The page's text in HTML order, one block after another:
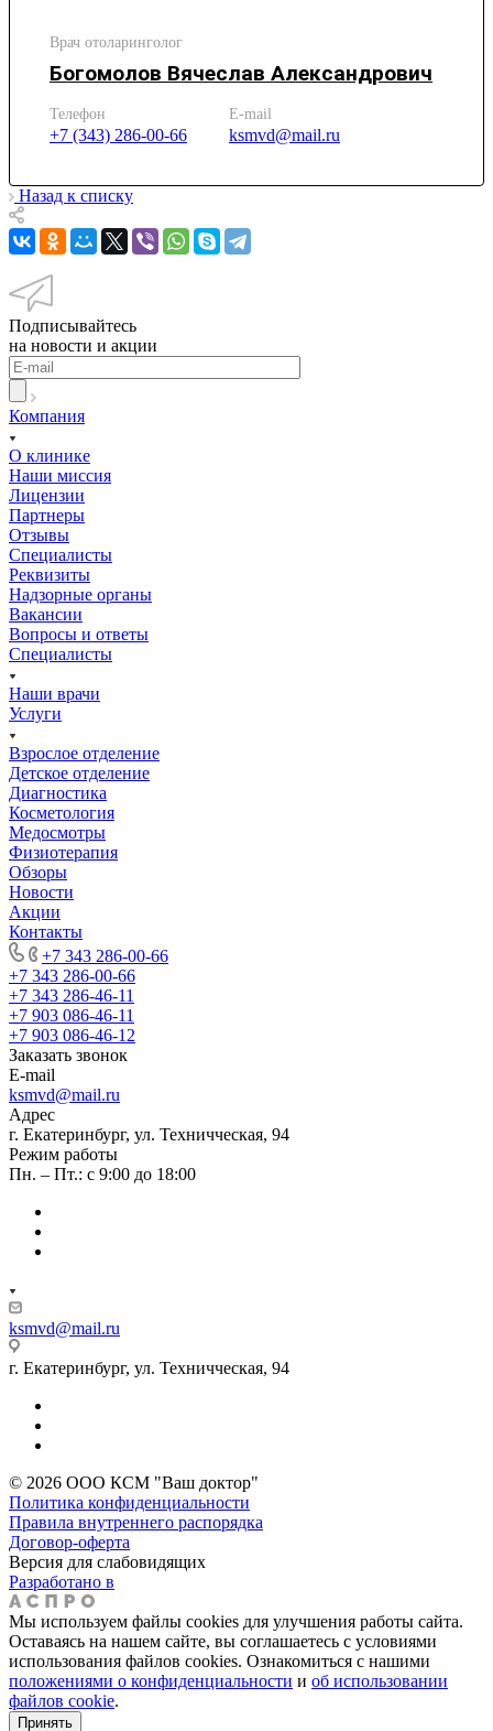
Врач отоларинголог
Богомолов Вячеслав Александрович
Телефон
+7 (343) 286-00-66
E-mail
ksmvd@mail.ru
Назад к списку
Подписывайтесь
на новости и акции
Компания
О клинике
Наши миссия
Лицензии
Партнеры
Отзывы
Специалисты
Реквизиты
Надзорные органы
Вакансии
Вопросы и ответы
Специалисты
Наши врачи
Услуги
Взрослое отделение
Детское отделение
Диагностика
Косметология
Медосмотры
Физиотерапия
Обзоры
Новости
Акции
Контакты
+7 343 286-00-66
+7 343 286-00-66
+7 343 286-46-11
+7 903 086-46-11
+7 903 086-46-12
Заказать звонок
E-mail
ksmvd@mail.ru
Адрес
г. Екатеринбург, ул. Техничческая, 94
Режим работы
Пн. – Пт.: с 9:00 до 18:00
ksmvd@mail.ru
г. Екатеринбург, ул. Техничческая, 94
© 2026 ООО КСМ "Ваш доктор"
Политика конфиденциальности
Правила внутреннего распорядка
Договор-оферта
Версия для слабовидящих
Разработано в
Мы используем файлы cookies для улучшения работы сайта.
Оставаясь на нашем сайте, вы соглашаетесь с условиями
использования файлов cookies. Ознакомиться с нашими
положениями о конфиденциальности и об использовании
файлов cookie.
Принять